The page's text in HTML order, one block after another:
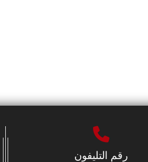
رقم التليفون